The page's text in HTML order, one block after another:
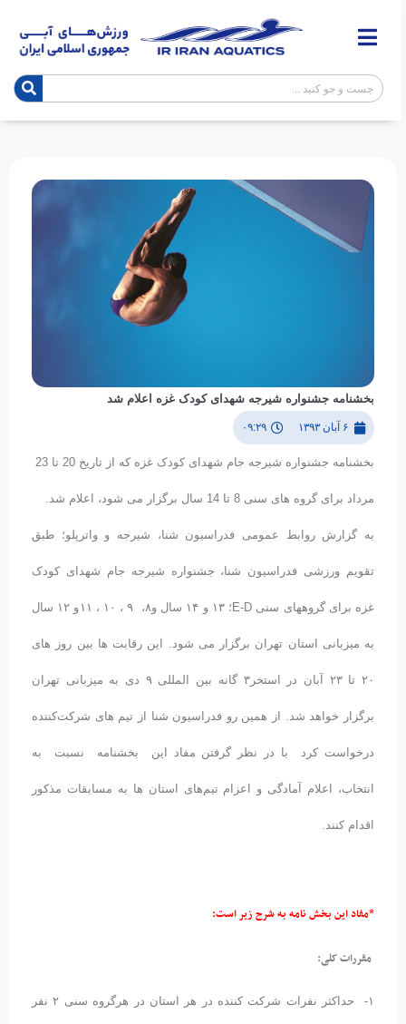
بخشنامه جشنواره شیرجه شهدای کودک غزه اعلام شد
۶ آبان ۱۳۹۳ ۰۹:۲۹
بخشنامه جشنواره شیرجه جام شهدای کودک غزه که از تاریخ 20 تا 23
مرداد برای گروه های سنی 8 تا 14 سال برگزار می شود، اعلام شد.
به گزارش روابط عمومی فدراسیون شنا، شیرجه و واترپلو؛ طبق
تقویم ورزشی فدراسیون شنا، جشنواره شیرجه جام شهدای کودک
غزه برای گروههای سنی E-D؛ ۱۳ و ۱۴ سال و۸، ۹ ، ۱۰ ، ۱۱و ۱۲ سال
به میزبانی استان تهران برگزار می شود. این رقابت ها بین روز های
۲۰ تا ۲۳ آبان در استخر۳ گانه بین المللی ۹ دی به میزبانی تهران
برگزار خواهد شد. از همین رو فدراسیون شنا از تیم های شرکت‌کننده
درخواست کرد با در نظر گرفتن مفاد این بخشنامه نسبت به
انتخاب، اعلام آمادگی و اعزام تیم‌های استان ها به مسابقات مذکور
اقدام کنند.
*مفاد این بخش نامه به شرح زیر است:
 مقررات کلی:
۱- حداکثر نفرات شرکت کننده در هر استان در هرگروه سنی ۲ نفر